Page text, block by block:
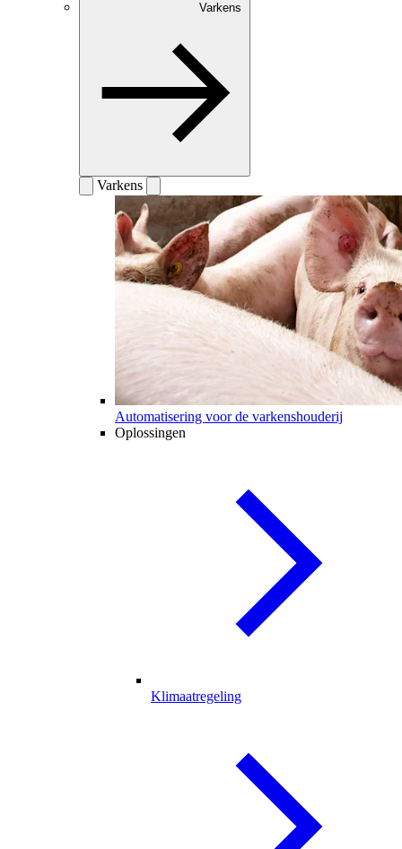
Varkens
Varkens
Automatisering voor de varkenshouderij
Oplossingen
Klimaatregeling